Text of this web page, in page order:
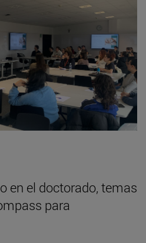
en el doctorado, temas
para